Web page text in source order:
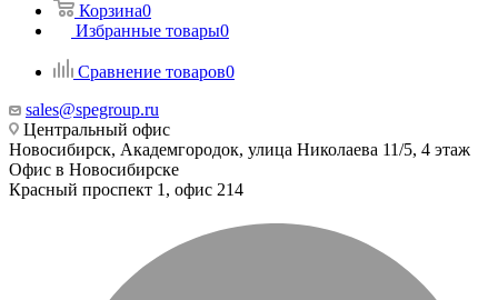
Корзина0
Избранные товары0
Сравнение товаров0
sales@spegroup.ru
Центральный офис
Новосибирск, Академгородок, улица Николаева 11/5, 4 этаж
Офис в Новосибирске
Красный проспект 1, офис 214